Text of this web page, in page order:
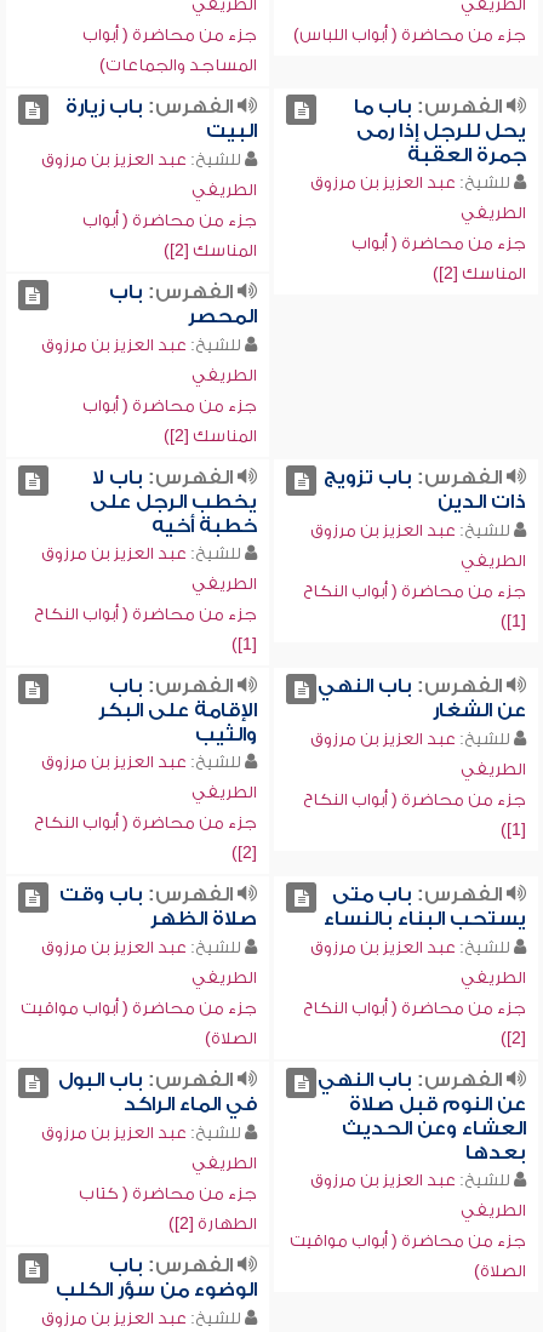
الطريفي
جزء من محاضرة ( أبواب اللباس)
الطريفي
جزء من محاضرة ( أبواب
المساجد والجماعات)
الفهرس: باب ما
يحل للرجل إذا رمى
جمرة العقبة
للشيخ: عبد العزيز بن مرزوق
الطريفي
جزء من محاضرة ( أبواب
المناسك [2])
الفهرس: باب زيارة
البيت
للشيخ: عبد العزيز بن مرزوق
الطريفي
جزء من محاضرة ( أبواب
المناسك [2])
الفهرس: باب
المحصر
للشيخ: عبد العزيز بن مرزوق
الطريفي
جزء من محاضرة ( أبواب
المناسك [2])
الفهرس: باب تزويج
ذات الدين
للشيخ: عبد العزيز بن مرزوق
الطريفي
جزء من محاضرة ( أبواب النكاح
[1])
الفهرس: باب لا
يخطب الرجل على
خطبة أخيه
للشيخ: عبد العزيز بن مرزوق
الطريفي
جزء من محاضرة ( أبواب النكاح
[1])
الفهرس: باب النهي
عن الشغار
للشيخ: عبد العزيز بن مرزوق
الطريفي
جزء من محاضرة ( أبواب النكاح
[1])
الفهرس: باب
الإقامة على البكر
والثيب
للشيخ: عبد العزيز بن مرزوق
الطريفي
جزء من محاضرة ( أبواب النكاح
[2])
الفهرس: باب متى
يستحب البناء بالنساء
للشيخ: عبد العزيز بن مرزوق
الطريفي
جزء من محاضرة ( أبواب النكاح
[2])
الفهرس: باب وقت
صلاة الظهر
للشيخ: عبد العزيز بن مرزوق
الطريفي
جزء من محاضرة ( أبواب مواقيت
الصلاة)
الفهرس: باب النهي
عن النوم قبل صلاة
العشاء وعن الحديث
بعدها
للشيخ: عبد العزيز بن مرزوق
الطريفي
جزء من محاضرة ( أبواب مواقيت
الصلاة)
الفهرس: باب البول
في الماء الراكد
للشيخ: عبد العزيز بن مرزوق
الطريفي
جزء من محاضرة ( كتاب
الطهارة [2])
الفهرس: باب
الوضوء من سؤر الكلب
للشيخ: عبد العزيز بن مرزوق